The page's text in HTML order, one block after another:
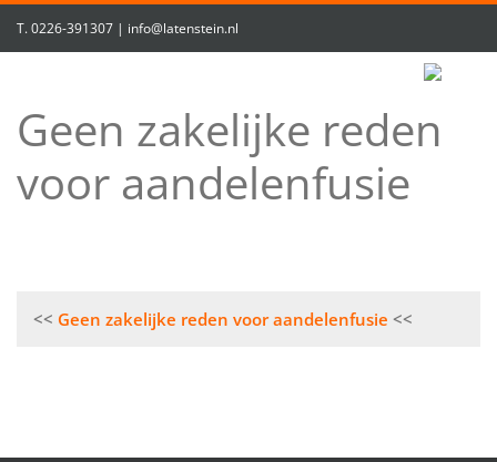
T.0226-391307 | info@latenstein.nl
Geen zakelijke reden
voor aandelenfusie
Bericht
Geen zakelijke reden voor aandelenfusie